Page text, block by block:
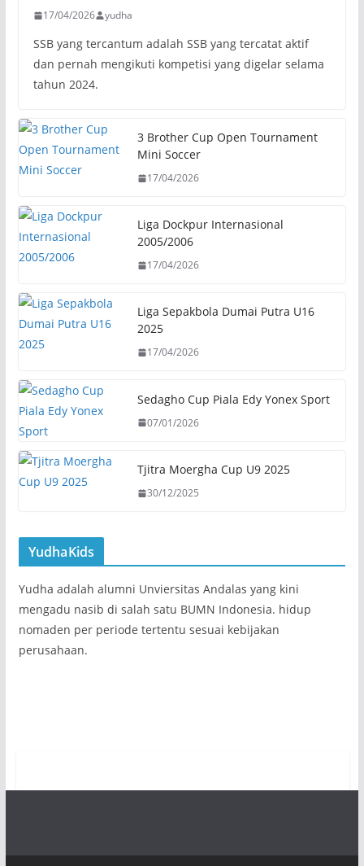
17/04/2026 yudha
SSB yang tercantum adalah SSB yang tercatat aktif
dan pernah mengikuti kompetisi yang digelar selama
tahun 2024.
3 Brother Cup Open Tournament
Mini Soccer
17/04/2026
Liga Dockpur Internasional
2005/2006
17/04/2026
Liga Sepakbola Dumai Putra U16
2025
17/04/2026
Sedagho Cup Piala Edy Yonex Sport
07/01/2026
Tjitra Moergha Cup U9 2025
30/12/2025
YudhaKids
Yudha adalah alumni Unviersitas Andalas yang kini
mengadu nasib di salah satu BUMN Indonesia. hidup
nomaden per periode tertentu sesuai kebijakan
perusahaan.